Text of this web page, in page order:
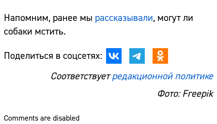
Напомним, ранее мы рассказывали, могут ли
собаки мстить.
Поделиться в соцсетях:
Соответствуетредакционной политике
Фото: Freepik
Comments are disabled